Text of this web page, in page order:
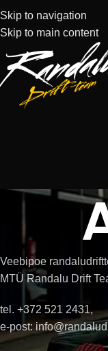
Skip to navigation
Skip to main content
Veebipoe
MTÜ Randalu Drift
tel. +372 521 2431,
e-post: